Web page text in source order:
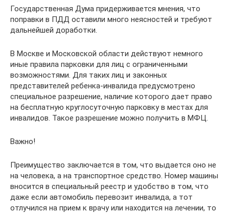
Государственная Дума придерживается мнения, что
поправки в ПДД оставили много неясностей и требуют
дальнейшей доработки.
В Москве и Московской области действуют немного
иные правила парковки для лиц с ограниченными
возможностями. Для таких лиц и законных
представителей ребенка-инвалида предусмотрено
специальное разрешение, наличие которого дает право
на бесплатную круглосуточную парковку в местах для
инвалидов. Такое разрешение можно получить в МФЦ.
Важно!
Преимущество заключается в том, что выдается оно не
на человека, а на транспортное средство. Номер машины
вносится в специальный реестр и удобство в том, что
даже если автомобиль перевозит инвалида, а тот
отлучился на прием к врачу или находится на лечении, то